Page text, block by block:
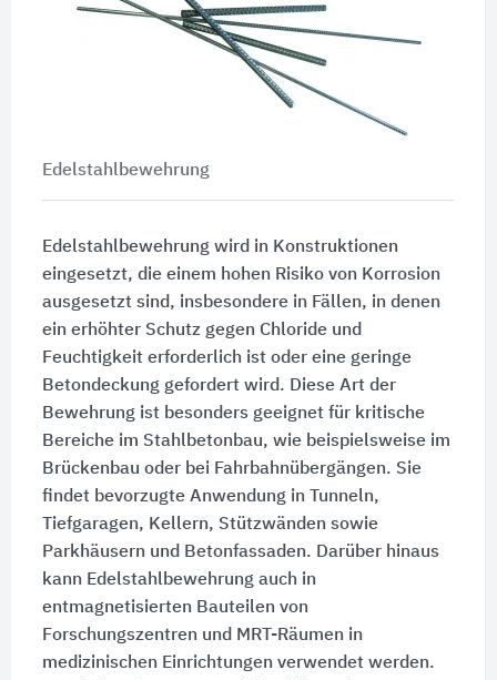
Edelstahlbewehrung
Edelstahlbewehrung wird in Konstruktionen
eingesetzt, die einem hohen Risiko von Korrosion
ausgesetzt sind, insbesondere in Fällen, in denen
ein erhöhter Schutz gegen Chloride und
Feuchtigkeit erforderlich ist oder eine geringe
Betondeckung gefordert wird. Diese Art der
Bewehrung ist besonders geeignet für kritische
Bereiche im Stahlbetonbau, wie beispielsweise im
Brückenbau oder bei Fahrbahnübergängen. Sie
findet bevorzugte Anwendung in Tunneln,
Tiefgaragen, Kellern, Stützwänden sowie
Parkhäusern und Betonfassaden. Darüber hinaus
kann Edelstahlbewehrung auch in
entmagnetisierten Bauteilen von
Forschungszentren und MRT-Räumen in
medizinischen Einrichtungen verwendet werden.